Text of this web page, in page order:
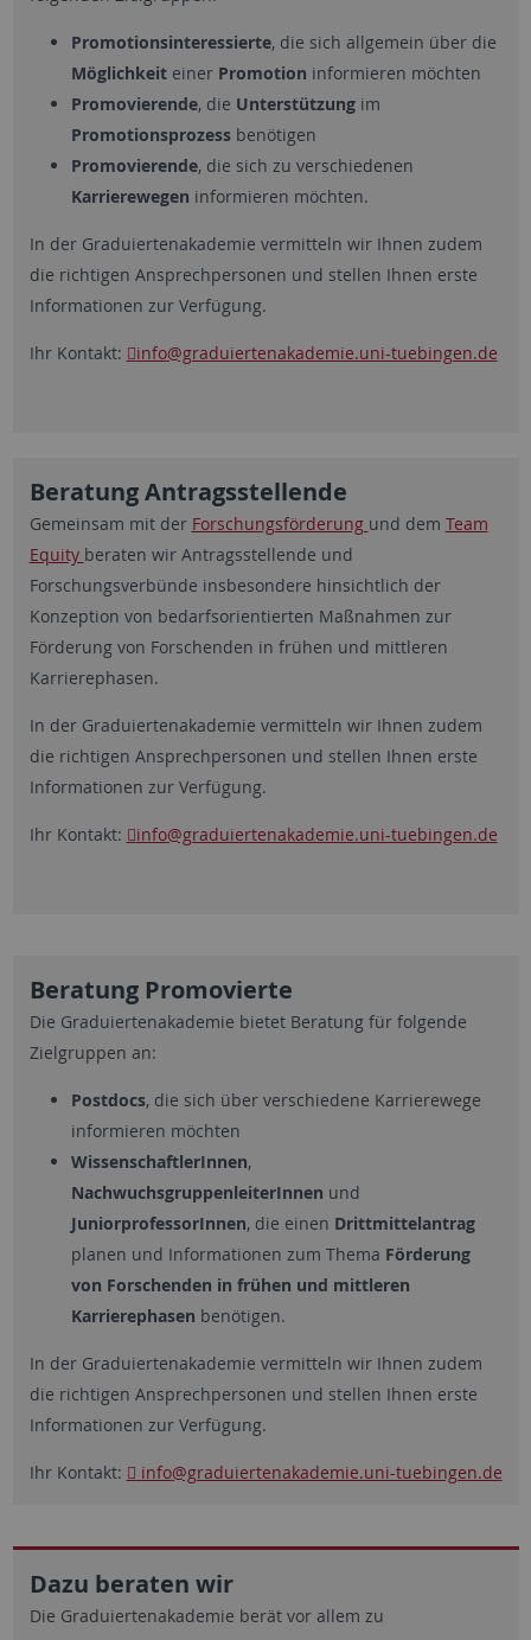
Promotionsinteressierte, die sich allgemein über die
Möglichkeit einer Promotion informieren möchten
Promovierende, die Unterstützung im
Promotionsprozess benötigen
Promovierende, die sich zu verschiedenen
Karrierewegen informieren möchten.
In der Graduiertenakademie vermitteln wir Ihnen zudem
die richtigen Ansprechpersonen und stellen Ihnen erste
Informationen zur Verfügung.
Ihr Kontakt: info@graduiertenakademie.uni-tuebingen.de
Beratung Antragsstellende
Gemeinsam mit der Forschungsförderung und dem Team
Equity beraten wir Antragsstellende und
Forschungsverbünde insbesondere hinsichtlich der
Konzeption von bedarfsorientierten Maßnahmen zur
Förderung von Forschenden in frühen und mittleren
Karrierephasen.
In der Graduiertenakademie vermitteln wir Ihnen zudem
die richtigen Ansprechpersonen und stellen Ihnen erste
Informationen zur Verfügung.
Ihr Kontakt: info@graduiertenakademie.uni-tuebingen.de
Beratung Promovierte
Die Graduiertenakademie bietet Beratung für folgende
Zielgruppen an:
Postdocs, die sich über verschiedene Karrierewege
informieren möchten
WissenschaftlerInnen,
NachwuchsgruppenleiterInnen und
JuniorprofessorInnen, die einen Drittmittelantrag
planen und Informationen zum Thema Förderung
von Forschenden in frühen und mittleren
Karrierephasen benötigen.
In der Graduiertenakademie vermitteln wir Ihnen zudem
die richtigen Ansprechpersonen und stellen Ihnen erste
Informationen zur Verfügung.
Ihr Kontakt: info@graduiertenakademie.uni-tuebingen.de
Dazu beraten wir
Die Graduiertenakademie berät vor allem zu